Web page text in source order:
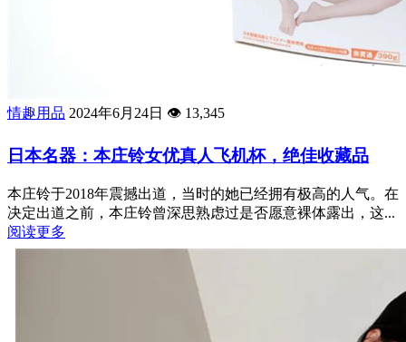
情趣用品 2024年6月24日 👁️ 13,345
日本名器：本庄铃女优真人飞机杯，绝佳收藏品
本庄铃于2018年震撼出道，当时的她已经拥有极高的人气。在
决定出道之前，本庄铃曾深思熟虑过是否愿意裸体露出，这...
阅读更多